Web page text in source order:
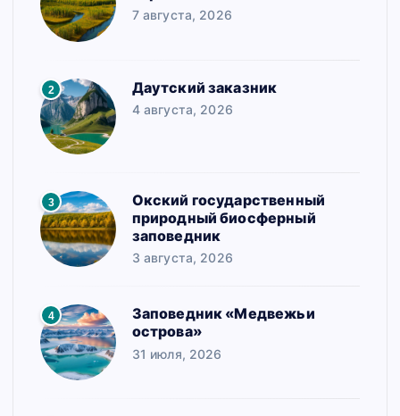
а
с
е
7 августа, 2026
2 Даутский заказник
4 августа, 2026
3
Окский государственный
природный биосферный
заповедник
3 августа, 2026
4
Заповедник «Медвежьи
острова»
31 июля, 2026